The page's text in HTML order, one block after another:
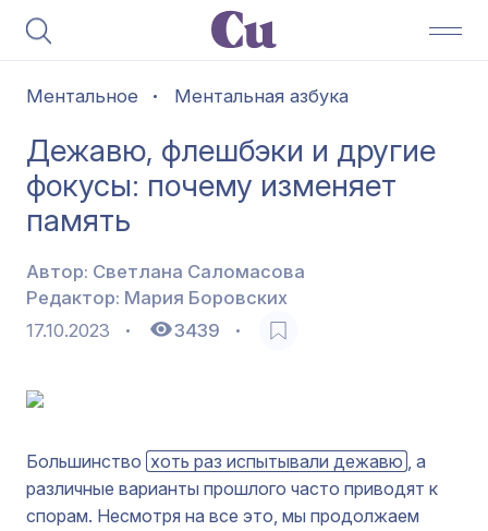
Ментальное Ментальная азбука
Дежавю, флешбэки и другие
фокусы: почему изменяет
память
Автор: Светлана Саломасова
Редактор: Мария Боровских
17.10.2023
3439
Большинство хоть раз испытывали дежавю , а
различные варианты прошлого часто приводят к
спорам. Несмотря на все это, мы продолжаем